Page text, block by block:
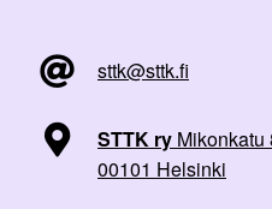
sttk@sttk.fi
STTK ry Mikonkatu
00101 Helsinki